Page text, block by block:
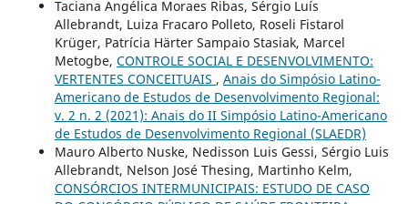
Taciana Angélica Moraes Ribas, Sérgio Luís
Allebrandt, Luiza Fracaro Polleto, Roseli Fistarol
Krüger, Patrícia Härter Sampaio Stasiak, Marcel
Metogbe, CONTROLE SOCIAL E DESENVOLVIMENTO:
VERTENTES CONCEITUAIS , Anais do Simpósio Latino-
Americano de Estudos de Desenvolvimento Regional:
v. 2 n. 2 (2021): Anais do II Simpósio Latino-Americano
de Estudos de Desenvolvimento Regional (SLAEDR)
Mauro Alberto Nuske, Nedisson Luis Gessi, Sérgio Luis
Allebrandt, Nelson José Thesing, Martinho Kelm,
CONSÓRCIOS INTERMUNICIPAIS: ESTUDO DE CASO